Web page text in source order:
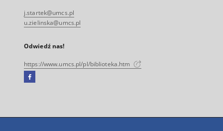
j.startek@umcs.pl
u.zielinska@umcs.pl
Odwiedź nas!
https://www.umcs.pl/pl/biblioteka.htm
Facebook
się